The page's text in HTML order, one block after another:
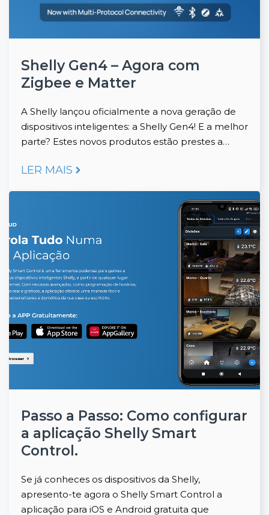
Shelly Gen4 – Agora com
Zigbee e Matter
A Shelly lançou oficialmente a nova geração de
dispositivos inteligentes: a Shelly Gen4! E a melhor
parte? Estes novos produtos estão prestes a…
LER MAIS
Passo a Passo: Como configurar
a aplicação Shelly Smart
Control.
Se já conheces os dispositivos da Shelly,
apresento-te agora o Shelly Smart Control a
aplicação para iOS e Android gratuita que